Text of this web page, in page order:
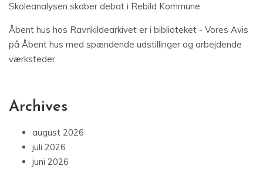
Skoleanalysen skaber debat i Rebild Kommune
Åbent hus hos Ravnkildearkivet er i biblioteket - Vores Avis
på Åbent hus med spændende udstillinger og arbejdende
værksteder
Archives
august 2026
juli 2026
juni 2026